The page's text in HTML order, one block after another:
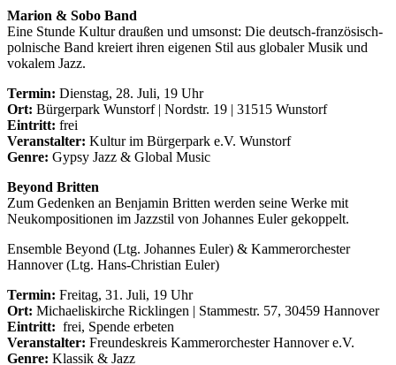
Marion & Sobo Band
Eine Stunde Kultur draußen und umsonst: Die deutsch-französisch-
polnische Band kreiert ihren eigenen Stil aus globaler Musik und
vokalem Jazz.
Termin: Dienstag, 28. Juli, 19 Uhr
Ort: Bürgerpark Wunstorf | Nordstr. 19 | 31515 Wunstorf
Eintritt: frei
Veranstalter: Kultur im Bürgerpark e.V. Wunstorf
Genre: Gypsy Jazz & Global Music
Beyond Britten
Zum Gedenken an Benjamin Britten werden seine Werke mit
Neukompositionen im Jazzstil von Johannes Euler gekoppelt.
Ensemble Beyond (Ltg. Johannes Euler) & Kammerorchester
Hannover (Ltg. Hans-Christian Euler)
Termin: Freitag, 31. Juli, 19 Uhr
Ort: Michaeliskirche Ricklingen | Stammestr. 57, 30459 Hannover
Eintritt: frei, Spende erbeten
Veranstalter: Freundeskreis Kammerorchester Hannover e.V.
Genre: Klassik & Jazz